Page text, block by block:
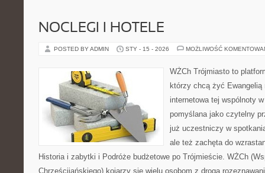
NOCLEGI I HOTELE
POSTED BY ADMIN STY - 15 - 2026 MOŻLIWOŚĆ
WŻCh Trójmiasto to
którzy chcą żyć
internetowa tej wspólnoty
pomyślana jako czytelny
już uczestniczy w
ale też zachęta do
Historia i zabytki i Podróże budżetowe po Trójmieście. WŻCh
Chrześcijańskiego) kojarzy się wielu osobom z drogą